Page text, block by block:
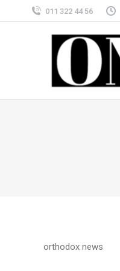
011 322 44 56
orthodox news